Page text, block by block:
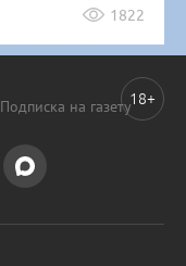
1822
Подписка на газету18+